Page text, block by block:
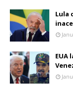
Lula
EUA